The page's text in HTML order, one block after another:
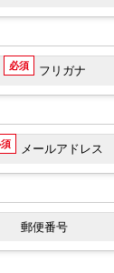
必須 フリガナ
メールアドレス
郵便番号